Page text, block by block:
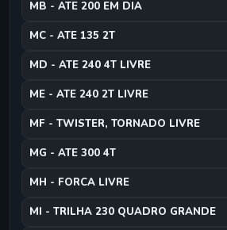
MB - ATE 200 EM DIA
MC - ATE 135 2T
MD - ATE 240 4T LIVRE
ME - ATE 240 2T LIVRE
MF - TWISTER, TORNADO LIVRE
MG - ATE 300 4T
MH - FORCA LIVRE
MI - TRILHA 230 QUADRO GRANDE